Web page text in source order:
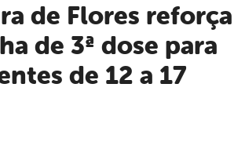
de 3ª dose para
de 12 a 17